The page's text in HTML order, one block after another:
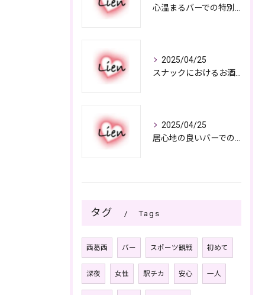
2025/04/25
2025/04/25
タグ Tags
西葛西 バー スポーツ観戦 初めて
深夜 女性 駅チカ 安心 一人